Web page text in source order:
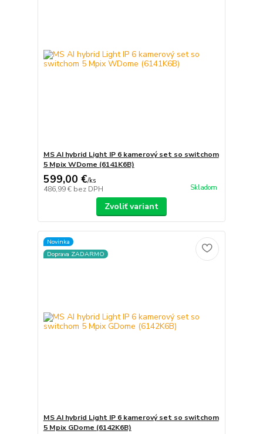
MS AI hybrid Light IP 6 kamerový set so switchom
5 Mpix WDome (6141K6B)
599,00 €/ks
486,99 € bez DPH Skladom
Zvoliť variant
Novinka
Doprava ZADARMO
MS AI hybrid Light IP 6 kamerový set so switchom
5 Mpix GDome (6142K6B)